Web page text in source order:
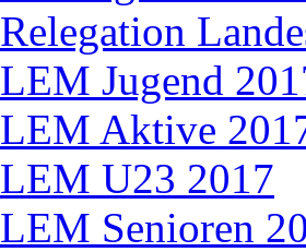
Relegation
LEM Jugend
LEM Aktive
LEM U23 2017
LEM Senioren